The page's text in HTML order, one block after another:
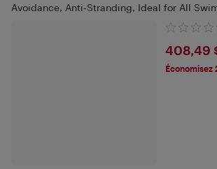
Avoidance, Anti-Stranding, Ideal for All
408,49
Économisez